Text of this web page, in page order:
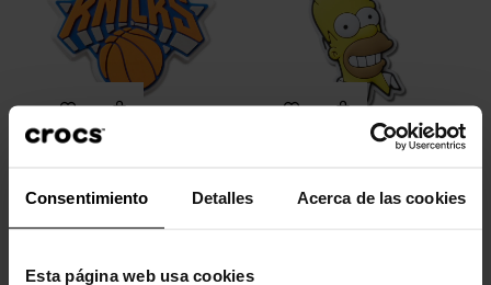
Consentimiento Detalles Acerca de las cookies
Esta página web usa cookies
4,99 € 3,99 € 4,99 € 3,99 €
-20%